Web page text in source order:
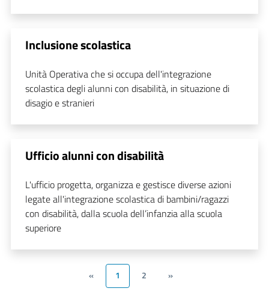
Inclusione scolastica
Unità Operativa che si occupa dell'integrazione
scolastica degli alunni con disabilità, in situazione di
disagio e stranieri
Ufficio alunni con disabilità
L'ufficio progetta, organizza e gestisce diverse azioni
legate all'integrazione scolastica di bambini/ragazzi
con disabilità, dalla scuola dell’infanzia alla scuola
superiore
« 1 2 »